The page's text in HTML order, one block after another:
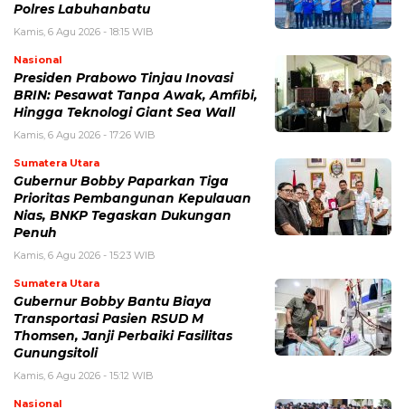
Polres Labuhanbatu
Kamis, 6 Agu 2026 - 18:15 WIB
Nasional
Presiden Prabowo Tinjau Inovasi
BRIN: Pesawat Tanpa Awak, Amfibi,
Hingga Teknologi Giant Sea Wall
Kamis, 6 Agu 2026 - 17:26 WIB
Sumatera Utara
Gubernur Bobby Paparkan Tiga
Prioritas Pembangunan Kepulauan
Nias, BNKP Tegaskan Dukungan
Penuh
Kamis, 6 Agu 2026 - 15:23 WIB
Sumatera Utara
Gubernur Bobby Bantu Biaya
Transportasi Pasien RSUD M
Thomsen, Janji Perbaiki Fasilitas
Gunungsitoli
Kamis, 6 Agu 2026 - 15:12 WIB
Nasional